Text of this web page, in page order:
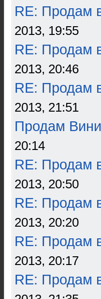
RE: Продам
2013, 19:55
RE: Продам
2013, 20:46
RE: Продам
2013, 21:51
Продам
20:14
RE: Продам
2013, 20:50
RE: Продам
2013, 20:20
RE: Продам
2013, 20:17
RE: Продам